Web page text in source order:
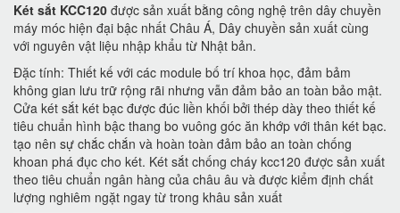
Két sắt KCC120 được sản xuất bằng công nghệ trên dây chuyền
máy móc hiện đại bậc nhất Châu Á, Dây chuyền sản xuất cùng
với nguyên vật liệu nhập khẩu từ Nhật bản.
Đặc tính: Thiết kế với các module bố trí khoa học, đảm bảm
không gian lưu trữ rộng rãi nhưng vẫn đảm bảo an toàn bảo mật.
Cửa két sắt két bạc được đúc liền khối bởi thép dày theo thiết kế
tiêu chuẩn hình bậc thang bo vuông góc ăn khớp với thân két bạc.
tạo nên sự chắc chắn và hoàn toàn đảm bảo an toàn chống
khoan phá đục cho két. Két sắt chống cháy kcc120 được sản xuất
theo tiêu chuẩn ngân hàng của châu âu và được kiểm định chất
lượng nghiêm ngặt ngay từ trong khâu sản xuất